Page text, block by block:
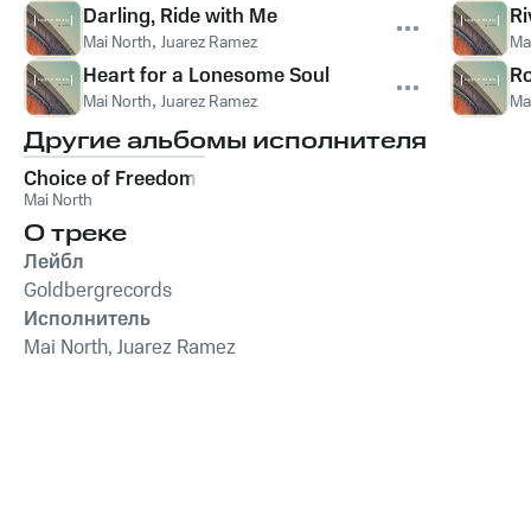
Darling, Ride with Me
Mai North, Juarez Ramez
Heart for a Lonesome Soul
Mai North, Juarez Ramez
Другие альбомы исполнителя
Choice of Freedom
Mai North
О треке
Лейбл
Goldbergrecords
Исполнитель
Mai North, Juarez Ramez